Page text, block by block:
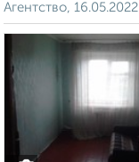
Агентство, 16.05.2022